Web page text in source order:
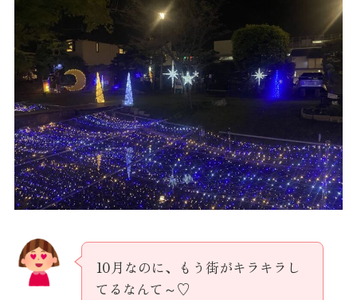
10月なのに、もう街がキラキラし
てるなんて～♡